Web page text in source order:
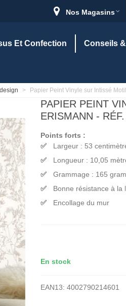
Nos Magasins
Et Confection Conseils
> Papier Peint Vinyle sur Intissé
PAPIER PEINT
ERISMANN -
Points forts :
Largeur : 53
Longueur : 10,05
Grammage : 165
Bonne résistance à la
Encollage du mur
En stock
EAN13: 4002790214601